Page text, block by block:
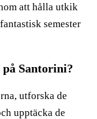
att hålla utkik
semester
Santorini?
utforska de
upptäcka de